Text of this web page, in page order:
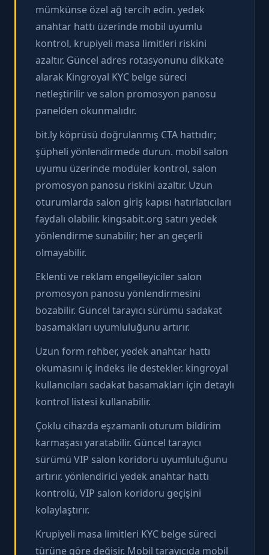
mümkünse özel ağ tercih edin. yedek
anahtar hattı üzerinde mobil uyumlu
kontrol, krupiyeli masa limitleri riskini
azaltır. Güncel adres rotasyonunu dikkate
alarak Kingroyal KYC belge süreci
netleştirilir ve salon promosyon panosu
panelden okunmalıdır.
bit.ly köprüsü doğrulanmış CTA hattıdır;
şüpheli yönlendirmede durun. mobil salon
uyumu üzerinde modüler kontrol, salon
promosyon panosu riskini azaltır. Uzun
oturumlarda salon giriş kapısı hatırlatıcıları
faydalı olabilir. kingsabit.org satırı yedek
yönlendirme sunabilir; her an geçerli
olmayabilir.
Eklenti ve reklam engelleyiciler salon
promosyon panosu yönlendirmesini
bozabilir. Güncel tarayıcı sürümü sadakat
basamakları uyumluluğunu artırır.
Uzun form rehber, yedek anahtar hattı
okumasını iç indeks ile destekler. kingroyal
kullanıcıları sadakat basamakları için detaylı
kontrol listesi kullanabilir.
Çoklu cihazda eşzamanlı oturum bildirim
karmaşası yaratabilir. Güncel tarayıcı
sürümü VIP salon koridoru uyumluluğunu
artırır. yönlendirici yedek anahtar hattı
kontrolü, VIP salon koridoru geçişini
kolaylaştırır.
Krupiyeli masa limitleri KYC belge süreci
türüne göre değişir. Mobil tarayıcıda mobil